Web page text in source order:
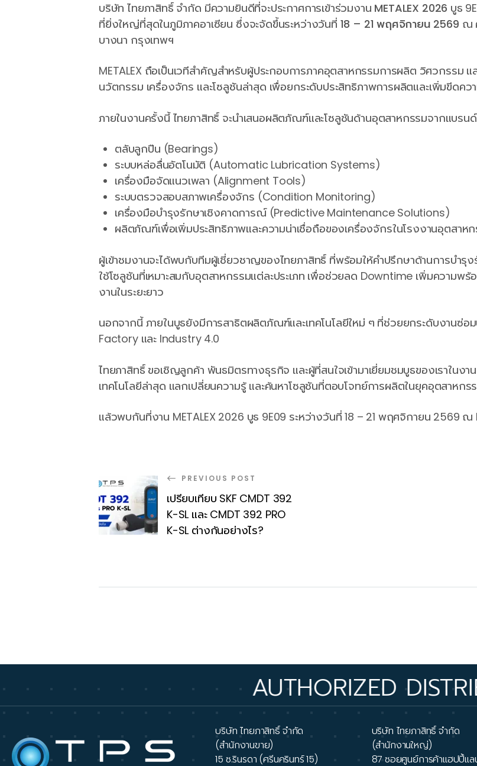
บริษัท ไทยภาสิทธิ์ จำกัด มีความยินดีที่จะประกาศการเข้าร่วมงาน METALEX 2026 บูธ
ที่ยิ่งใหญ่ที่สุดในภูมิภาคอาเซียน ซึ่งจะจัดขึ้นระหว่างวันที่ 18 – 21 พฤศจิกายน 2569 ณ
บางนา กรุงเทพฯ
METALEX ถือเป็นเวทีสำคัญสำหรับผู้ประกอบการภาคอุตสาหกรรมการผลิต วิศวกรรม
นวัตกรรม เครื่องจักร และโซลูชันล่าสุด เพื่อยกระดับประสิทธิภาพการผลิตและเพิ่มขีดค
ภายในงานครั้งนี้ ไทยภาสิทธิ์ จะนำเสนอผลิตภัณฑ์และโซลูชันด้านอุตสาหกรรมจากแบรน
ตลับลูกปืน (Bearings)
ระบบหล่อลื่นอัตโนมัติ (Automatic Lubrication Systems)
เครื่องมือจัดแนวเพลา (Alignment Tools)
ระบบตรวจสอบสภาพเครื่องจักร (Condition Monitoring)
เครื่องมือบำรุงรักษาเชิงคาดการณ์ (Predictive Maintenance Solutions)
ผลิตภัณฑ์เพื่อเพิ่มประสิทธิภาพและความน่าเชื่อถือของเครื่องจักรในโรงงานอุตสาห
ผู้เข้าชมงานจะได้พบกับทีมผู้เชี่ยวชาญของไทยภาสิทธิ์ ที่พร้อมให้คำปรึกษาด้านการบำรุ
ใช้โซลูชันที่เหมาะสมกับอุตสาหกรรมแต่ละประเภท เพื่อช่วยลด Downtime เพิ่มความพ
งานในระยะยาว
นอกจากนี้ ภายในบูธยังมีการสาธิตผลิตภัณฑ์และเทคโนโลยีใหม่ ๆ ที่ช่วยยกระดับงานซ่
Factory และ Industry 4.0
ไทยภาสิทธิ์ ขอเชิญลูกค้า พันธมิตรทางธุรกิจ และผู้ที่สนใจเข้ามาเยี่ยมชมบูธของเราในงา
เทคโนโลยีล่าสุด แลกเปลี่ยนความรู้ และค้นหาโซลูชันที่ตอบโจทย์การผลิตในยุคอุตสาหกร
แล้วพบกันที่งาน METALEX 2026 บูธ 9E09 ระหว่างวันที่ 18 – 21 พฤศจิกายน 2569 ณ
PREVIOUS POST
เปรียบเทียบ SKF CMDT 392
K-SL และ CMDT 392 PRO
K-SL ต่างกันอย่างไร?
AUTHORIZED
บริษัท ไทยภาสิทธิ์ จำกัด
(สำนักงานขาย)
15 ซ.รินรดา (ศรีนครินทร์ 15)
บริษัท ไทยภาสิทธิ์ จำกัด
(สำนักงานใหญ่)
87 ซอยศูนย์การค้าแฮปปี้แ